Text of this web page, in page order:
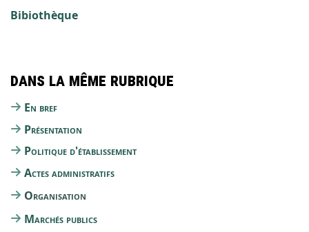
Bibiothèque
Dans la même rubrique
En bref
Présentation
Politique d'établissement
Actes administratifs
Organisation
Marchés publics